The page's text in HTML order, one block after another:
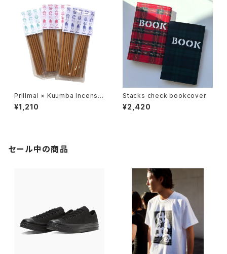
Prillmal × Kuumba Incense
2026 SPRING & SUMMER
¥1,210
Stacks check bookcover
¥2,420
セール中の商品